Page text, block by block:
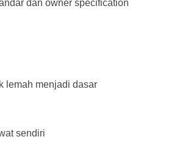
dan owner specification
lemah menjadi dasar
sendiri